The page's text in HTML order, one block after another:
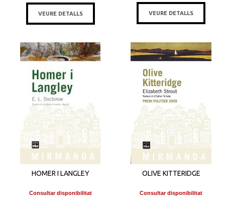
VEURE DETALLS VEURE DETALLS
HOMER I LANGLEY
Consultar disponibilitat
OLIVE KITTERIDGE
Consultar disponibilitat